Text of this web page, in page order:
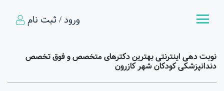
ورود / ثبت نام
نوبت دهی اینترنتی بهترین دکترهای متخصص و فوق تخصص
دندانپزشکی کودکان شهر کازرون